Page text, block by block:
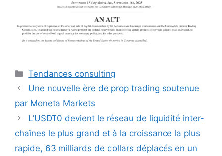
Catégories
Tendances consulting
Une nouvelle ère de prop trading soutenue
par Moneta Markets
L’USDT0 devient le réseau de liquidité inter-
chaînes le plus grand et à la croissance la plus
rapide, 63 milliards de dollars déplacés en un